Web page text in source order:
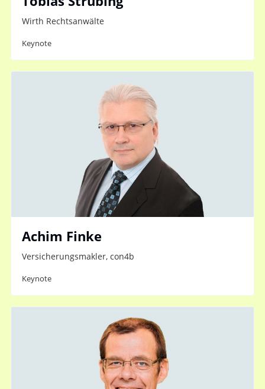
Wirth Rechtsanwälte
Keynote
Achim Finke
Versicherungsmakler, con4b
Keynote